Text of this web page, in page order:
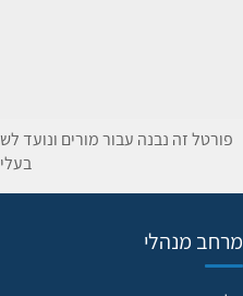
פורטל זה נבנה עבור מורים ונועד
מרחב מנהלי